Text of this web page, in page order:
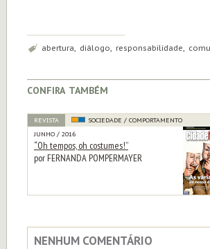
Tags:abertura, diálogo, responsabilidade,
confira também
REVISTA
SOCIEDADE / COMPORTAMENTO
JUNHO / 2016
“Oh tempos, oh costumes!”
por FERNANDA POMPERMAYER
NENHUM COMENTÁRIO